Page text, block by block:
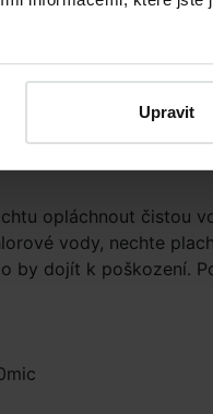
Upravit
umisťujte
hladině. Bublinky
teplotu vody.
sundání z bazénu
přehřátím.
opláchnout čistou
vody, nechte
by dojít k poškození.